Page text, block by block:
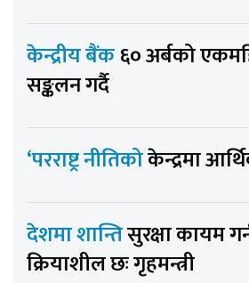
केन्द्रीय बैंक६० अर्बको
सङ्कलन गर्दै
‘परराष्ट्र नीतिकोकेन्द्रमा
देशमा शान्तिसुरक्षा कायम
क्रियाशील छः गृहमन्त्री